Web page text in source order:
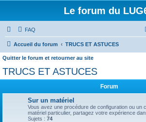
Le forum du
FAQ
Accueil du forum TRUCS ET ASTUCES
Quitter le forum et retourner au site
TRUCS ET ASTUCES
Forum
Sur un matériel
Vous avez une procédure de configuration ou un
matériel particulier, partagez votre expérience
Sujets : 74